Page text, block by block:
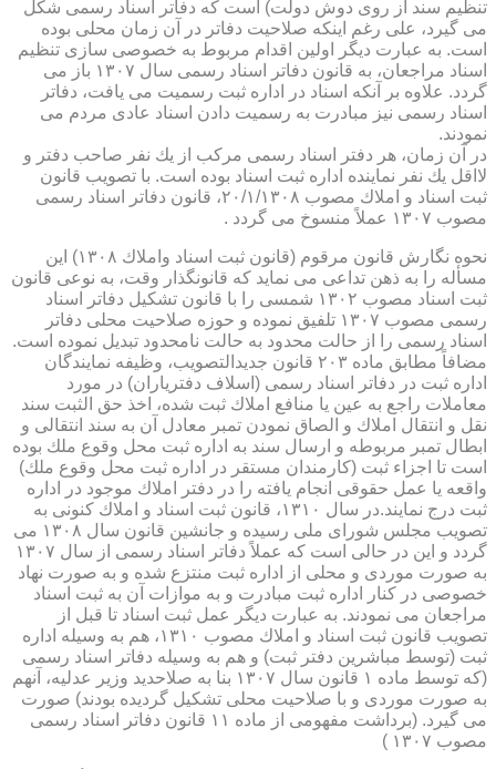
تنظیم سند از روی دوش دولت) است كه دفاتر اسناد رسمی شكل
می گیرد، علی رغم اینكه صلاحیت دفاتر در آن زمان محلی بوده
است. به عبارت دیگر اولین اقدام مربوط به خصوصی سازی تنظیم
اسناد مراجعان، به قانون دفاتر اسناد رسمی سال ۱۳۰۷ باز می
گردد. علاوه بر آنكه اسناد در اداره ثبت رسمیت می یافت، دفاتر
اسناد رسمی نیز مبادرت به رسمیت دادن اسناد عادی مردم می
نمودند.
در آن زمان، هر دفتر اسناد رسمی مركب از یك نفر صاحب دفتر و
لااقل یك نفر نماینده اداره ثبت اسناد بوده است. با تصویب قانون
ثبت اسناد و املاك مصوب ۲۰/۱/۱۳۰۸، قانون دفاتر اسناد رسمی
مصوب ۱۳۰۷ عملاً منسوخ می گردد .
نحوه نگارش قانون مرقوم (قانون ثبت اسناد واملاك ۱۳۰۸) این
مسأله را به ذهن تداعی می نماید كه قانونگذار وقت، به نوعی قانون
ثبت اسناد مصوب ۱۳۰۲ شمسی را با قانون تشكیل دفاتر اسناد
رسمی مصوب ۱۳۰۷ تلفیق نموده و حوزه صلاحیت محلی دفاتر
اسناد رسمی را از حالت محدود به حالت نامحدود تبدیل نموده است.
مضافاً مطابق ماده ۲۰۳ قانون جدیدالتصویب، وظیفه نمایندگان
اداره ثبت در دفاتر اسناد رسمی (اسلاف دفتریاران) در مورد
معاملات راجع به عین یا منافع املاك ثبت شده، اخذ حق الثبت سند
نقل و انتقال املاك و الصاق نمودن تمبر معادل آن به سند انتقالی و
ابطال تمبر مربوطه و ارسال سند به اداره ثبت محل وقوع ملك بوده
است تا اجزاء ثبت (كارمندان مستقر در اداره ثبت محل وقوع ملك)
واقعه یا عمل حقوقی انجام یافته را در دفتر املاك موجود در اداره
ثبت درج نمایند.در سال ۱۳۱۰، قانون ثبت اسناد و املاك كنونی به
تصویب مجلس شورای ملی رسیده و جانشین قانون سال ۱۳۰۸ می
گردد و این در حالی است كه عملاً دفاتر اسناد رسمی از سال ۱۳۰۷
به صورت موردی و محلی از اداره ثبت منتزع شده و به صورت نهاد
خصوصی در كنار اداره ثبت مبادرت و به موازات آن به ثبت اسناد
مراجعان می نمودند. به عبارت دیگر عمل ثبت اسناد تا قبل از
تصویب قانون ثبت اسناد و املاك مصوب ۱۳۱۰، هم به وسیله اداره
ثبت (توسط مباشرین دفتر ثبت) و هم به وسیله دفاتر اسناد رسمی
(كه توسط ماده ۱ قانون سال ۱۳۰۷ بنا به صلاحدید وزیر عدلیه، آنهم
به صورت موردی و با صلاحیت محلی تشكیل گردیده بودند) صورت
می گیرد. (برداشت مفهومی از ماده ۱۱ قانون دفاتر اسناد رسمی
مصوب ۱۳۰۷ )